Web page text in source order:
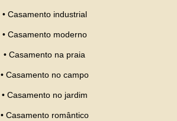
• Casamento industrial
• Casamento moderno
• Casamento na praia
• Casamento no campo
• Casamento no jardim
• Casamento romântico